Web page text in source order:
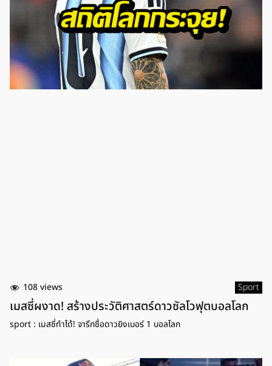
108 views Sport
เมสซี่ผงาด! สร้างประวัติศาสตร์ดาวซัลโวฟุตบอลโลก
sport : เมสซี่ทำได้! จารึกชื่อดาวยิงเบอร์ 1 บอลโลก